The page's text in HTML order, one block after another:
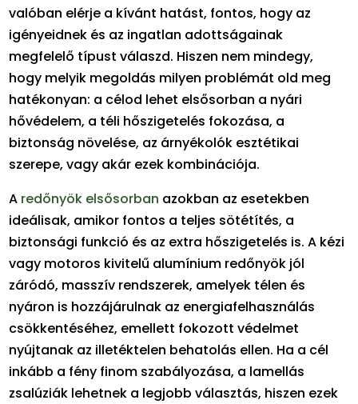
valóban elérje a kívánt hatást, fontos, hogy az
igényeidnek és az ingatlan adottságainak
megfelelő típust válaszd. Hiszen nem mindegy,
hogy melyik megoldás milyen problémát old meg
hatékonyan: a célod lehet elsősorban a nyári
hővédelem, a téli hőszigetelés fokozása, a
biztonság növelése, az árnyékolók esztétikai
szerepe, vagy akár ezek kombinációja.
A redőnyök elsősorban azokban az esetekben
ideálisak, amikor fontos a teljes sötétítés, a
biztonsági funkció és az extra hőszigetelés is. A kézi
vagy motoros kivitelű alumínium redőnyök jól
záródó, masszív rendszerek, amelyek télen és
nyáron is hozzájárulnak az energiafelhasználás
csökkentéséhez, emellett fokozott védelmet
nyújtanak az illetéktelen behatolás ellen. Ha a cél
inkább a fény finom szabályozása, a lamellás
zsalúziák lehetnek a legjobb választás, hiszen ezek